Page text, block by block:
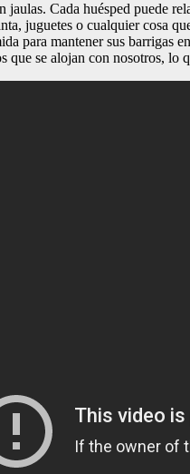
Cada huésped puede
juguetes o cualquier cosa
para mantener sus
se alojan con nosotros, lo